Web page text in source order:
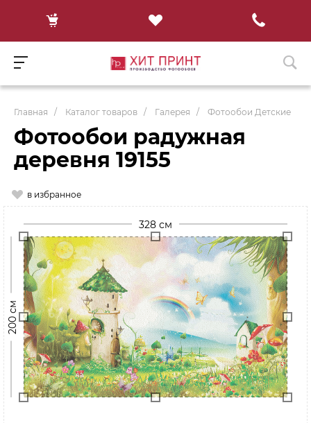
Главная / Каталог товаров / Галерея / Фотообои Детские
Фотообои радужная
деревня 19155
в избранное
328 см
200 см